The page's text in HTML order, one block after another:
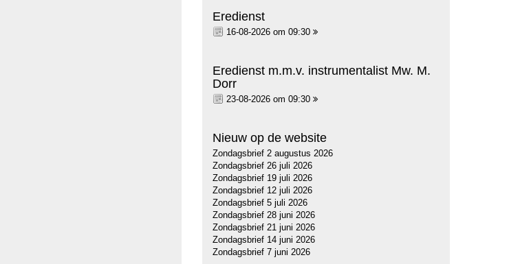
Eredienst
16-08-2026 om 09:30
Eredienst m.m.v. instrumentalist Mw. M.
Dorr
23-08-2026 om 09:30
Nieuw op de website
Zondagsbrief 2 augustus 2026
Zondagsbrief 26 juli 2026
Zondagsbrief 19 juli 2026
Zondagsbrief 12 juli 2026
Zondagsbrief 5 juli 2026
Zondagsbrief 28 juni 2026
Zondagsbrief 21 juni 2026
Zondagsbrief 14 juni 2026
Zondagsbrief 7 juni 2026